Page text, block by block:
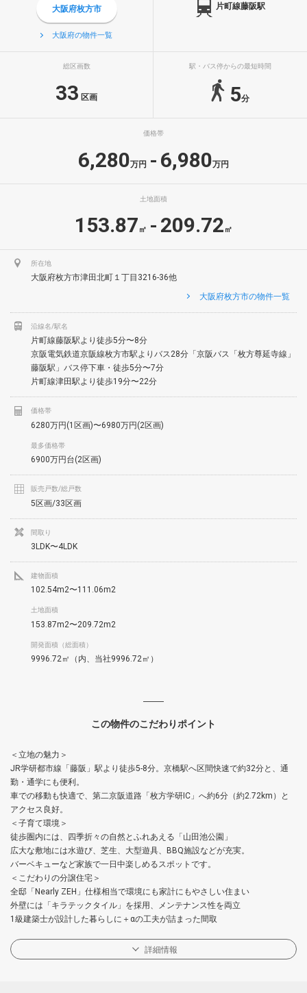
大阪府枚方市
大阪府の物件一覧
片町線藤阪駅
総区画数
33 区画
駅・バス停からの最短時間
5分
価格帯
6,280万円 - 6,980万円
土地面積
153.87 ㎡ - 209.72 ㎡
所在地
大阪府枚方市津田北町１丁目3216-36他
大阪府枚方市の物件一覧
沿線名/駅名
片町線藤阪駅より徒歩5分〜8分
京阪電気鉄道京阪線枚方市駅よりバス28分「京阪バス「枚方尊延寺線」
藤阪駅」バス停下車・徒歩5分〜7分
片町線津田駅より徒歩19分〜22分
価格帯
6280万円(1区画)〜6980万円(2区画)
最多価格帯
6900万円台(2区画)
販売戸数/総戸数
5区画/33区画
間取り
3LDK〜4LDK
建物面積
102.54m2〜111.06m2
土地面積
153.87m2〜209.72m2
開発面積（総面積）
9996.72㎡（内、当社9996.72㎡）
この物件のこだわりポイント
＜立地の魅力＞
JR学研都市線「藤阪」駅より徒歩5-8分。京橋駅へ区間快速で約32分と、通
勤・通学にも便利。
車での移動も快適で、第二京阪道路「枚方学研IC」へ約6分（約2.72km）と
アクセス良好。
＜子育て環境＞
徒歩圏内には、四季折々の自然とふれあえる「山田池公園」
広大な敷地には水遊び、芝生、大型遊具、BBQ施設などが充実。
バーベキューなど家族で一日中楽しめるスポットです。
＜こだわりの分譲住宅＞
全邸「Nearly ZEH」仕様相当で環境にも家計にもやさしい住まい
外壁には「キラテックタイル」を採用、メンテナンス性を両立
1級建築士が設計した暮らしに＋αの工夫が詰まった間取
詳細情報